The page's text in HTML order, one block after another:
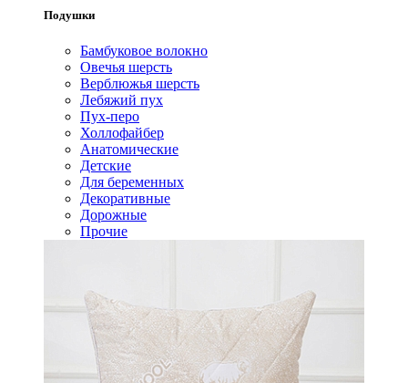
Подушки
Бамбуковое волокно
Овечья шерсть
Верблюжья шерсть
Лебяжий пух
Пух-перо
Холлофайбер
Анатомические
Детские
Для беременных
Декоративные
Дорожные
Прочие